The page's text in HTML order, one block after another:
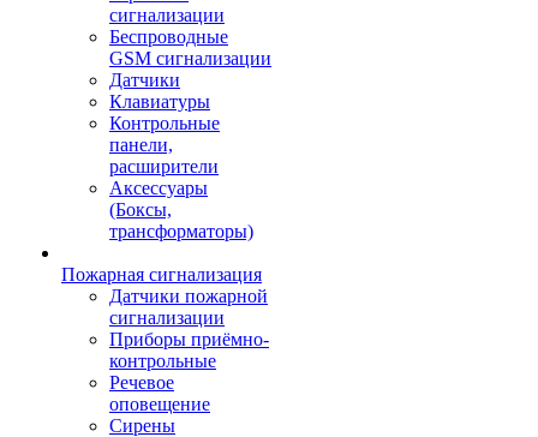
сигнализации
Беспроводные
GSM сигнализации
Датчики
Клавиатуры
Контрольные
панели,
расширители
Аксессуары
(Боксы,
трансформаторы)
Пожарная сигнализация
Датчики пожарной
сигнализации
Приборы приёмно-
контрольные
Речевое
оповещение
Сирены